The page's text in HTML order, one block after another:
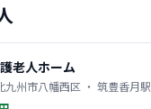
老人ホーム
州市八幡西区 ・ 筑豊香月駅